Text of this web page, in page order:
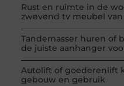
Rust en ruimte in de
zwevend tv meubel
Tandemasser huren of
de juiste aanhanger
Autolift of goederenlift
gebouw en gebruik